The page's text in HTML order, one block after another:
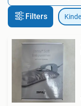
Filters